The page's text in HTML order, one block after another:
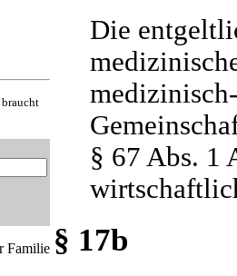
braucht
Familie
Die
§ 67 Abs. 1
§ 17b